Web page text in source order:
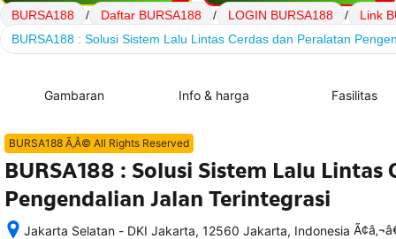
BURSA188 / Daftar BURSA188 / LOGIN BURSA188 /
Link
BURSA188 : Solusi Sistem Lalu Lintas Cerdas dan Peralatan
Gambaran Info & harga Fasilitas
BURSA188 Ã‚Â© All Rights Reserved
BURSA188 : Solusi Sistem Lalu Lintas
Pengendalian Jalan Terintegrasi
Jakarta Selatan - DKI Jakarta, 12560 Jakarta, Indonesia